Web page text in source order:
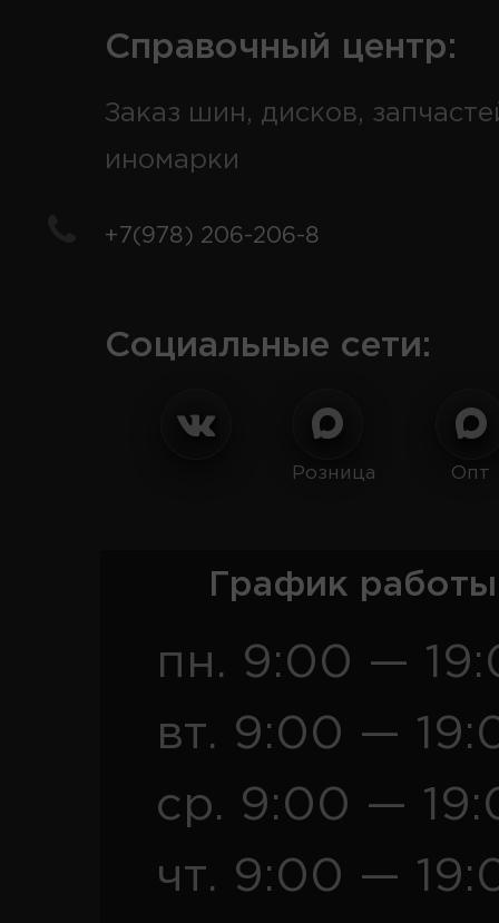
Справочный центр:
Заказ шин, дисков,
иномарки
+7(978) 206-206-8
Социальные сети:
Розница Опт
График
пн. 9:00 —
вт. 9:00 —
ср. 9:00 —
чт. 9:00 —